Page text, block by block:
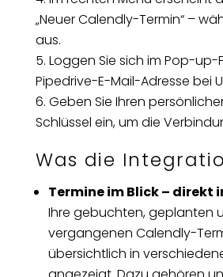
„Neuer Calendly-Termin“ –
aus.
Loggen Sie sich im Pop-up-
Pipedrive-E-Mail-Adresse bei
Geben Sie Ihren
Schlüssel ein, um die
Was die
Termine im Blick – direkt
Ihre gebuchten, geplanten
vergangenen Calendly-
übersichtlich in